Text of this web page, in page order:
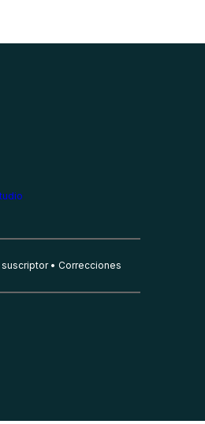
Correcciones